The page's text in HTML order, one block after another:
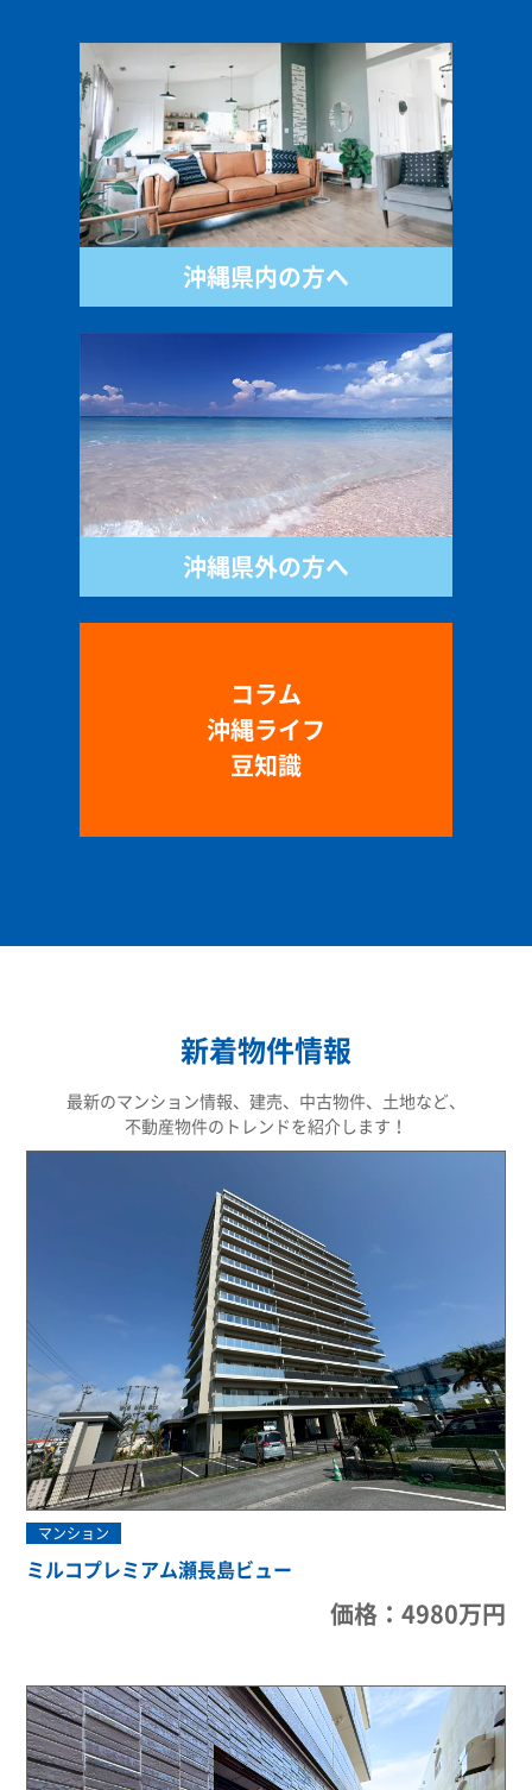
沖縄県内の方へ
沖縄県外の方へ
コラム
沖縄ライフ
豆知識
新着物件情報
最新のマンション情報、建売、中古物件、土地など、
不動産物件のトレンドを紹介します！
マンション
ミルコプレミアム瀬長島ビュー
価格：4980万円